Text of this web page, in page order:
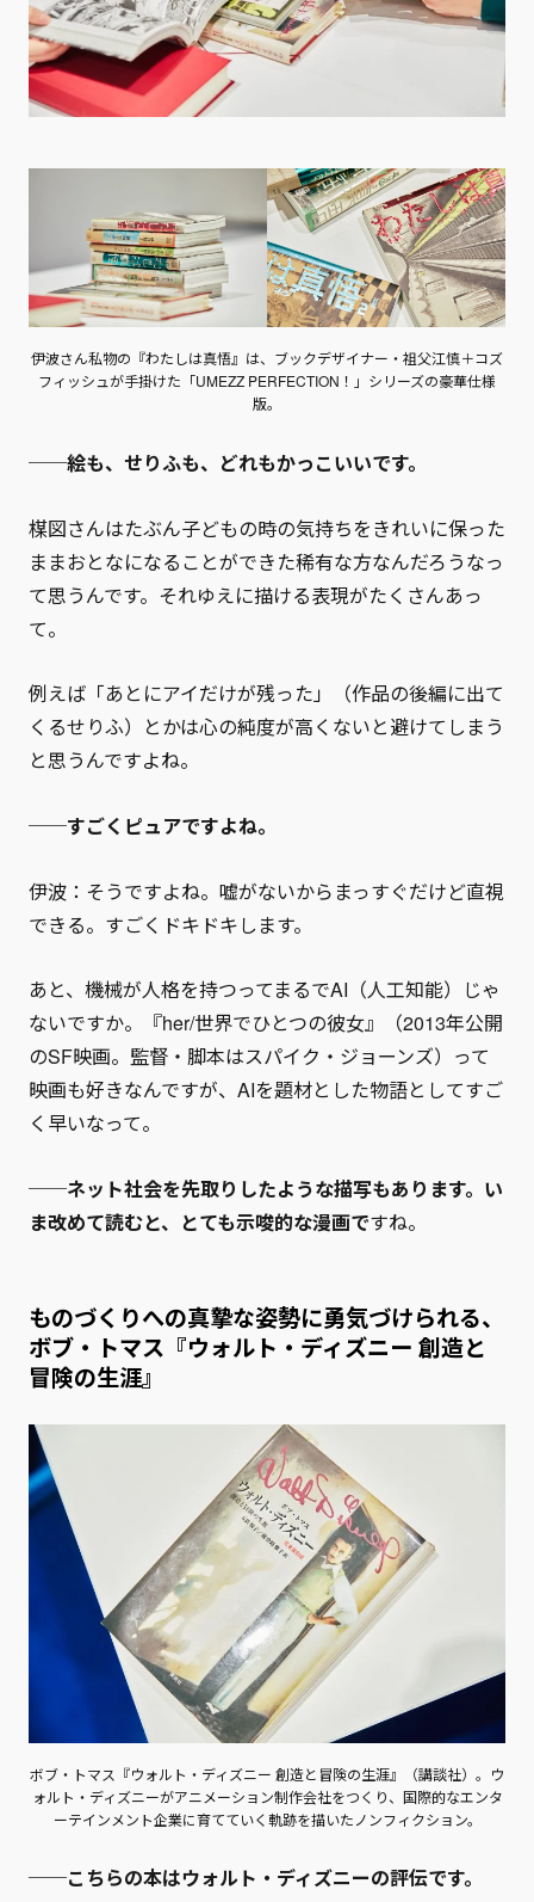
伊波さん私物の『わたしは真悟』は、ブックデザイナー・祖父江慎＋コズ
フィッシュが手掛けた「UMEZZ PERFECTION！」シリーズの豪華仕様
版。
──絵も、せりふも、どれもかっこいいです。
楳図さんはたぶん子どもの時の気持ちをきれいに保った
ままおとなになることができた稀有な方なんだろうなっ
て思うんです。それゆえに描ける表現がたくさんあっ
て。
例えば「あとにアイだけが残った」（作品の後編に出て
くるせりふ）とかは心の純度が高くないと避けてしまう
と思うんですよね。
──すごくピュアですよね。
伊波：そうですよね。嘘がないからまっすぐだけど直視
できる。すごくドキドキします。
あと、機械が人格を持つってまるでAI（人工知能）じゃ
ないですか。『her/世界でひとつの彼女』（2013年公開
のSF映画。監督・脚本はスパイク・ジョーンズ）って
映画も好きなんですが、AIを題材とした物語としてすご
く早いなって。
──ネット社会を先取りしたような描写もあります。い
ま改めて読むと、とても示唆的な漫画ですね。
ものづくりへの真摯な姿勢に勇気づけられる、
ボブ・トマス『ウォルト・ディズニー 創造と
冒険の生涯』
ボブ・トマス『ウォルト・ディズニー 創造と冒険の生涯』（講談社）。ウ
ォルト・ディズニーがアニメーション制作会社をつくり、国際的なエンタ
ーテインメント企業に育てていく軌跡を描いたノンフィクション。
──こちらの本はウォルト・ディズニーの評伝です。